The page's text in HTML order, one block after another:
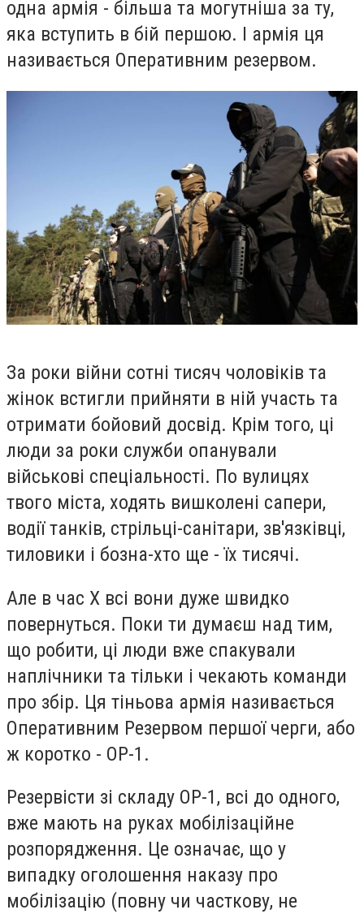
одна армія - більша та могутніша за ту,
яка вступить в бій першою. І армія ця
називається Оперативним резервом.
За роки війни сотні тисяч чоловіків та
жінок встигли прийняти в ній участь та
отримати бойовий досвід. Крім того, ці
люди за роки служби опанували
військові спеціальності. По вулицях
твого міста, ходять вишколені сапери,
водії танків, стрільці-санітари, зв'язківці,
тиловики і бозна-хто ще - їх тисячі.
Але в час Х всі вони дуже швидко
повернуться. Поки ти думаєш над тим,
що робити, ці люди вже спакували
наплічники та тільки і чекають команди
про збір. Ця тіньова армія називається
Оперативним Резервом першої черги, або
ж коротко - ОР-1.
Резервісти зі складу ОР-1, всі до одного,
вже мають на руках мобілізаційне
розпорядження. Це означає, що у
випадку оголошення наказу про
мобілізацію (повну чи часткову, не